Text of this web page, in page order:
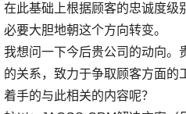
在此基础上根据顾客的忠诚度级
必要大胆地朝这个方向转变。
我想问一下今后贵公司的动向。
的关系，致力于争取顾客方面的
着手的与此相关的内容呢？